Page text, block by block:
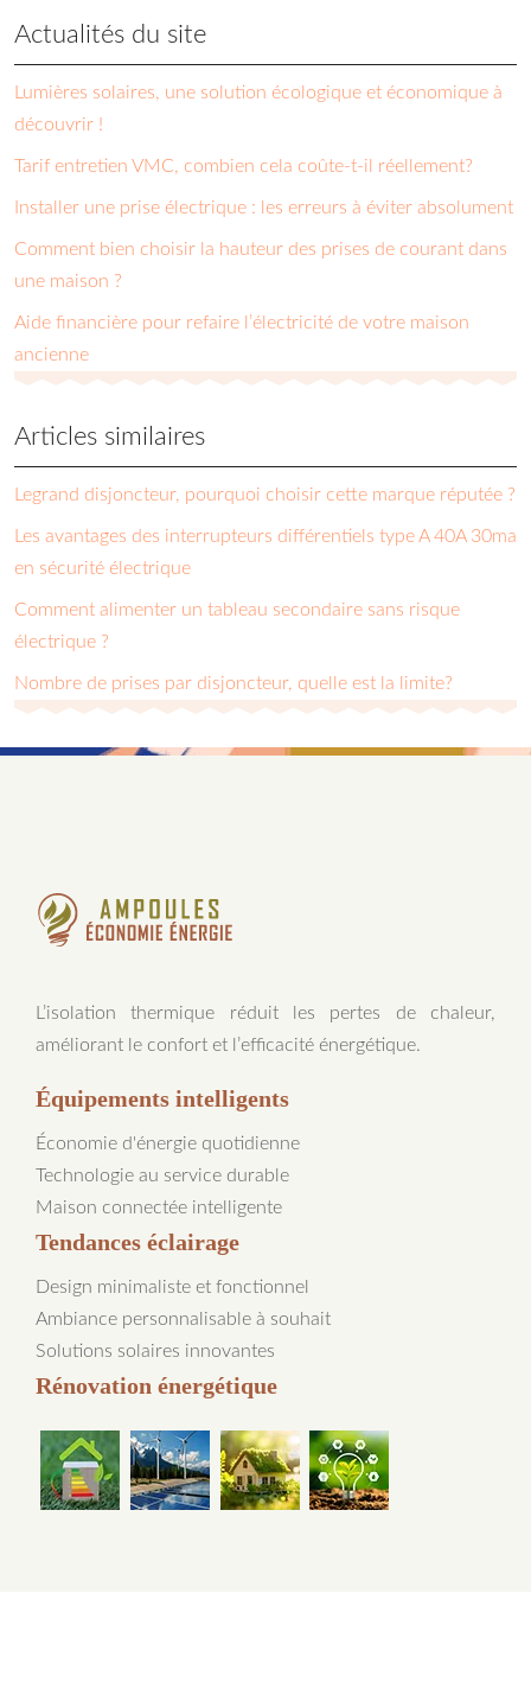
Actualités du site
Lumières solaires, une solution écologique et économique à
découvrir !
Tarif entretien VMC, combien cela coûte-t-il réellement?
Installer une prise électrique : les erreurs à éviter absolument
Comment bien choisir la hauteur des prises de courant dans
une maison ?
Aide financière pour refaire l’électricité de votre maison
ancienne
Articles similaires
Legrand disjoncteur, pourquoi choisir cette marque réputée ?
Les avantages des interrupteurs différentiels type A 40A 30ma
en sécurité électrique
Comment alimenter un tableau secondaire sans risque
électrique ?
Nombre de prises par disjoncteur, quelle est la limite?
L’isolation thermique réduit les pertes de chaleur,
améliorant le confort et l’efficacité énergétique.
Équipements intelligents
Économie d'énergie quotidienne
Technologie au service durable
Maison connectée intelligente
Tendances éclairage
Design minimaliste et fonctionnel
Ambiance personnalisable à souhait
Solutions solaires innovantes
Rénovation énergétique